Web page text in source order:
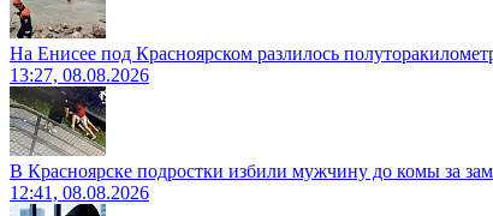
На Енисее под Красноярском разлилось
13:27, 08.08.2026
В Красноярске подростки избили мужчину до комы за
12:41, 08.08.2026